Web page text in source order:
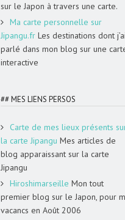
sur le Japon à travers une carte.
Ma carte personnelle sur
Jipangu.fr Les destinations dont j’ai
parlé dans mon blog sur une
interactive
## MES LIENS PERSOS
Carte de mes lieux présents
la carte Jipangu Mes articles de
blog apparaissant sur la carte
Jipangu
Hiroshimarseille Mon tout
premier blog sur le Japon, pour
vacancs en Août 2006